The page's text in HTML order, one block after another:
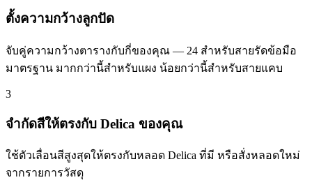
ตั้งความกว้างลูกปัด
จับคู่ความกว้างตารางกับกี่ของคุณ — 24 สำหรับสายรัดข้อมือ
มาตรฐาน มากกว่านี้สำหรับแผง น้อยกว่านี้สำหรับสายแคบ
3
จำกัดสีให้ตรงกับ Delica ของคุณ
ใช้ตัวเลื่อนสีสูงสุดให้ตรงกับหลอด Delica ที่มี หรือสั่งหลอดใหม่
จากรายการวัสดุ